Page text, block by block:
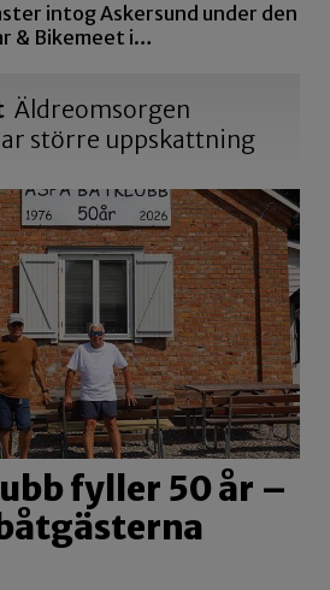
intog Askersund under den
& Bikemeet i…
Äldreomsorgen
större uppskattning
fyller 50 år –